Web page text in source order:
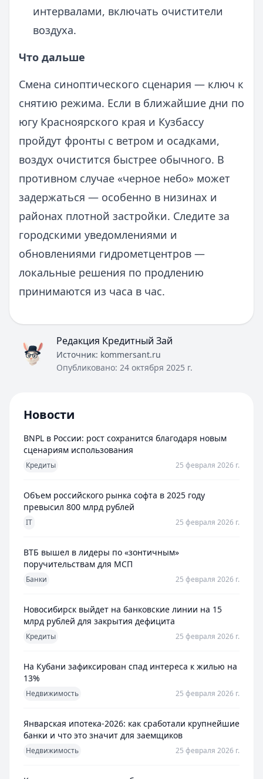
интервалами, включать очистители
воздуха.
Что дальше
Смена синоптического сценария — ключ к
снятию режима. Если в ближайшие дни по
югу Красноярского края и Кузбассу
пройдут фронты с ветром и осадками,
воздух очистится быстрее обычного. В
противном случае «черное небо» может
задержаться — особенно в низинах и
районах плотной застройки. Следите за
городскими уведомлениями и
обновлениями гидрометцентров —
локальные решения по продлению
принимаются из часа в час.
Редакция Кредитный Зай
Источник: kommersant.ru
Опубликовано: 24 октября 2025 г.
Новости
BNPL в России: рост сохранится благодаря новым
сценариям использования
Кредиты 25 февраля 2026 г.
Объем российского рынка софта в 2025 году
превысил 800 млрд рублей
IT 25 февраля 2026 г.
ВТБ вышел в лидеры по «зонтичным»
поручительствам для МСП
Банки 25 февраля 2026 г.
Новосибирск выйдет на банковские линии на 15
млрд рублей для закрытия дефицита
Кредиты 25 февраля 2026 г.
На Кубани зафиксирован спад интереса к жилью на
13%
Недвижимость 25 февраля 2026 г.
Январская ипотека-2026: как сработали крупнейшие
банки и что это значит для заемщиков
Недвижимость 25 февраля 2026 г.